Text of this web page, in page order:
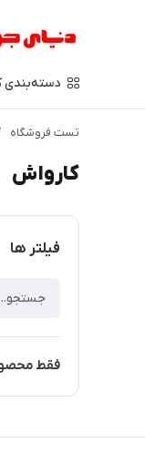
دسته‌بندی
تست فروشگاه
کارواش
فیلتر ها
فقط